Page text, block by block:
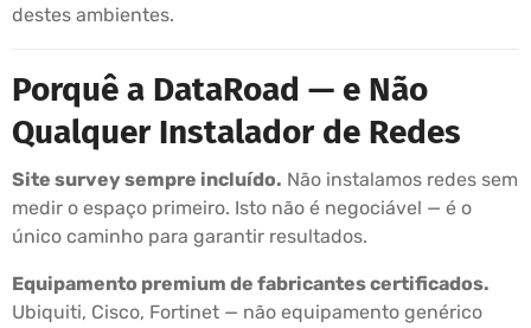
destes ambientes.
Porquê a DataRoad — e Não
Qualquer Instalador de Redes
Site survey sempre incluído. Não instalamos redes sem
medir o espaço primeiro. Isto não é negociável — é o
único caminho para garantir resultados.
Equipamento premium de fabricantes certificados.
Ubiquiti, Cisco, Fortinet — não equipamento genérico